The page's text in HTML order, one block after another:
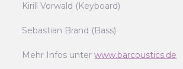
Kirill Vorwald (Keyboard)
Sebastian Brand (Bass)
Mehr Infos unterwww.barcoustics.de